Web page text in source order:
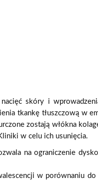
skóry i
tkankę tłuszczową w
zostają włókna
w celu ich usunięcia.
na ograniczenie
w porównaniu do